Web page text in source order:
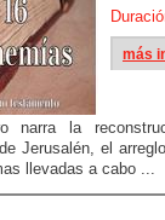
más
narra la
Jerusalén, el
llevadas a cabo ...